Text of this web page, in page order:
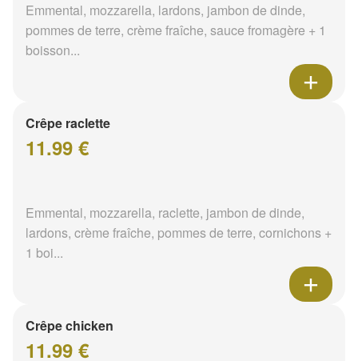
Emmental, mozzarella, lardons, jambon de dinde,
pommes de terre, crème fraîche, sauce fromagère + 1
boisson...
Crêpe raclette
11.99 €
Emmental, mozzarella, raclette, jambon de dinde,
lardons, crème fraîche, pommes de terre, cornichons +
1 boi...
Crêpe chicken
11.99 €